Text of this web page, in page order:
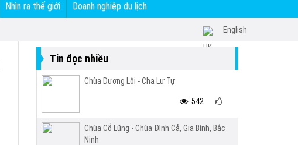
Nhìn ra thế giới Doanh nghiệp du lịch
English
Tin đọc nhiều
Chùa Dương Lôi - Cha Lư Tự
542
Chùa Cổ Lũng - Chùa Đình Cả, Gia Bình, Bắc
Ninh